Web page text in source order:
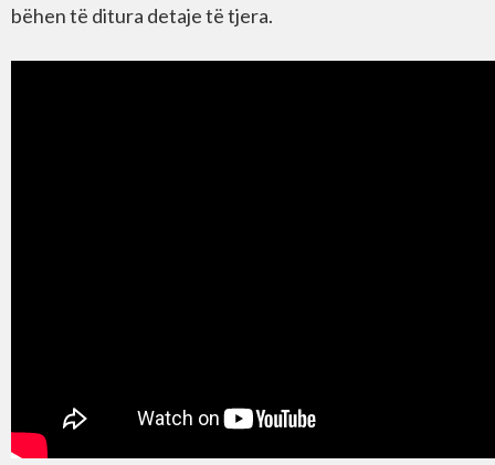
bëhen të ditura detaje të tjera.